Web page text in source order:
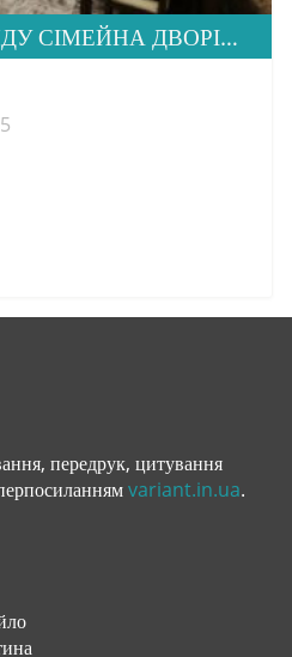
ЗДАЄТЬСЯ В ОРЕНДУ СІМЕЙНА ДВОРІВНЕВА КВАРТИРА В М. УЖГОРОД
5
передрук, цитування
variant.in.ua.